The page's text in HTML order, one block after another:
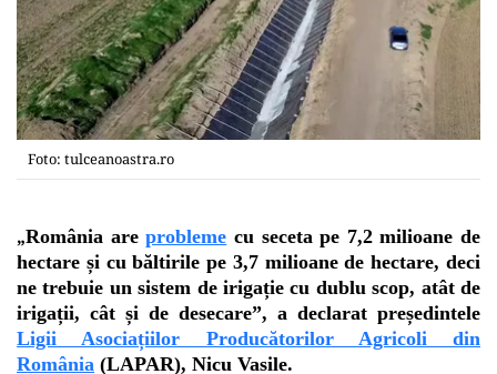
Foto: tulceanoastra.ro
„România areprobleme cu seceta pe 7,2 milioane de
hectare și cu băltirile pe 3,7 milioane de hectare, deci
ne trebuie un sistem de irigație cu dublu scop, atât de
irigații, cât și de desecare”, a declarat președintele
Ligii Asociațiilor Producătorilor Agricoli din
România (LAPAR), Nicu Vasile.